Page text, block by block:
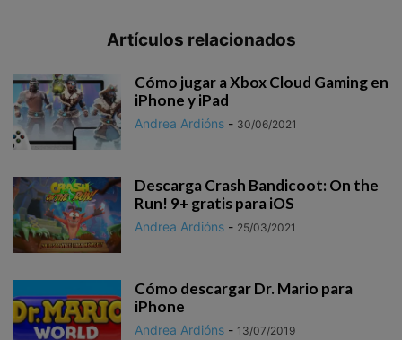
Artículos relacionados
Cómo jugar a Xbox Cloud Gaming en
iPhone y iPad
Andrea Ardións - 30/06/2021
Descarga Crash Bandicoot: On the
Run‪!‬ 9+ gratis para iOS
Andrea Ardións - 25/03/2021
Cómo descargar Dr. Mario para
iPhone
Andrea Ardións - 13/07/2019